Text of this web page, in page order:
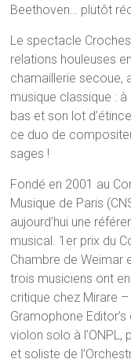
Beethoven… plutôt
Le spectacle
relations houleuses
chamaillerie secoue,
musique classique :
bas et son lot
ce duo de
sages !
Fondé en 2001 au
Musique de Paris
aujourd’hui une
musical. 1er prix du
Chambre de Weimar
trois musiciens ont
critique chez Mirare
Gramophone
violon solo à l’ONPL,
et soliste de